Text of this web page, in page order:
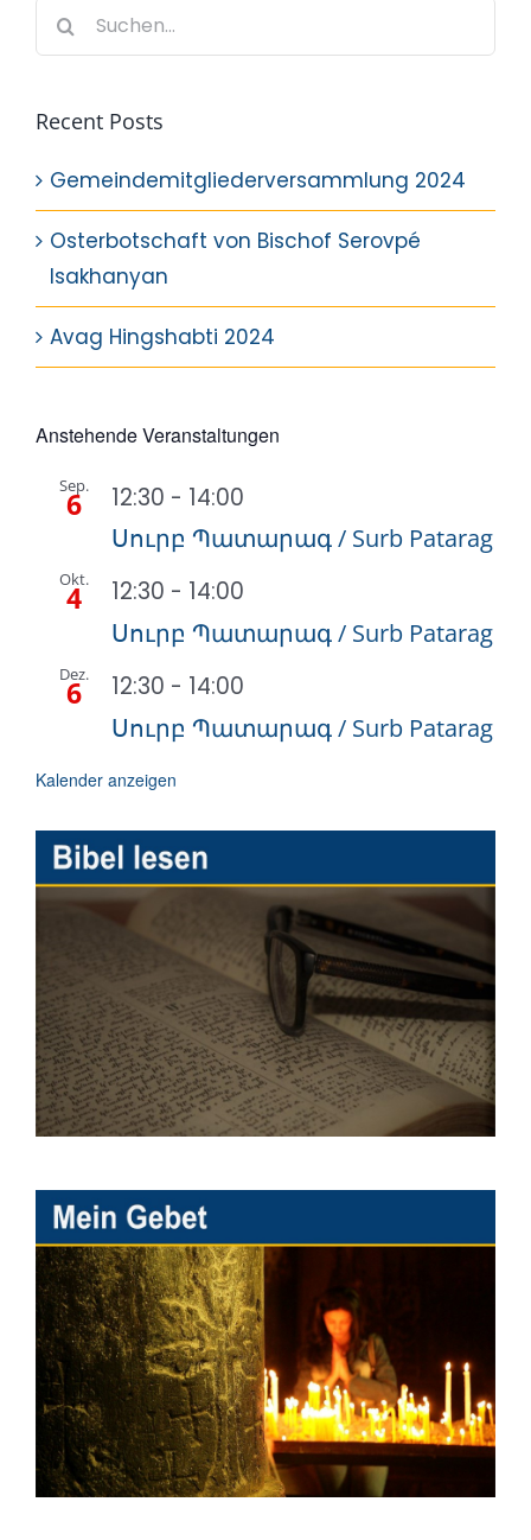
Suche
nach:
Recent Posts
Gemeindemitgliederversammlung 2024
Osterbotschaft von Bischof Serovpé
Isakhanyan
Avag Hingshabti 2024
Anstehende Veranstaltungen
Sep.
6 12:30 - 14:00
Սուրբ Պատարագ / Surb Patarag
Okt.
4 12:30 - 14:00
Սուրբ Պատարագ / Surb Patarag
Dez.
6 12:30 - 14:00
Սուրբ Պատարագ / Surb Patarag
Kalender anzeigen